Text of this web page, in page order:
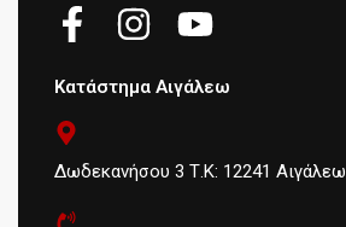
Κατάστημα Αιγάλεω
Δωδεκανήσου 3 Τ.Κ: 12241 Αιγάλεω